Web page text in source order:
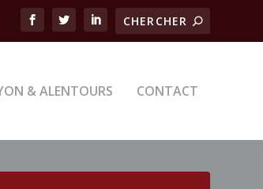
& ALENTOURS CONTACT